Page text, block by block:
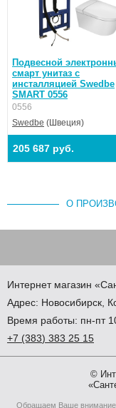
Подвесной
смарт унитаз с
инсталляцией Swedbe
SMART 0556
0556
Swedbe (Швеция)
205 687 руб.
О
Интернет магазин
Адрес: Новосибирск
Время работы: пн-пт
+7 (383) 383 25 15
©
Обращаем Ваше внимание